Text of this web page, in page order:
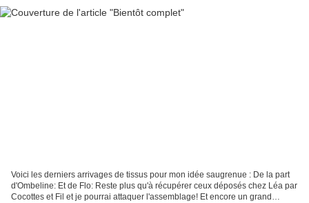
Voici les derniers arrivages de tissus pour mon idée saugrenue : De la part
d'Ombeline: Et de Flo: Reste plus qu'à récupérer ceux déposés chez Léa par
Cocottes et Fil et je pourrai attaquer l'assemblage! Et encore un grand